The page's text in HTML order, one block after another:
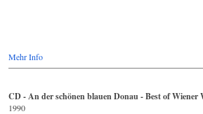
Mehr Info
CD - An der schönen blauen Donau - Best of Wiener
1990